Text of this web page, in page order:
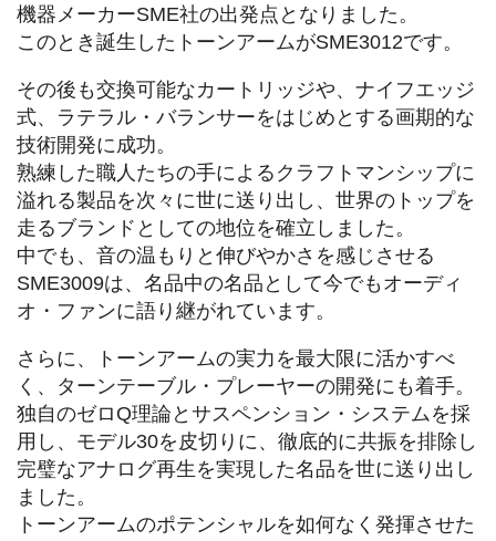
機器メーカーSME社の出発点となりました。
このとき誕生したトーンアームがSME3012です。
その後も交換可能なカートリッジや、ナイフエッジ
式、ラテラル・バランサーをはじめとする画期的な
技術開発に成功。
熟練した職人たちの手によるクラフトマンシップに
溢れる製品を次々に世に送り出し、世界のトップを
走るブランドとしての地位を確立しました。
中でも、音の温もりと伸びやかさを感じさせる
SME3009は、名品中の名品として今でもオーディ
オ・ファンに語り継がれています。
さらに、トーンアームの実力を最大限に活かすべ
く、ターンテーブル・プレーヤーの開発にも着手。
独自のゼロQ理論とサスペンション・システムを採
用し、モデル30を皮切りに、徹底的に共振を排除し
完璧なアナログ再生を実現した名品を世に送り出し
ました。
トーンアームのポテンシャルを如何なく発揮させた